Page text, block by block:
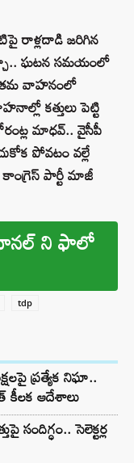
రాళ్లదాడి జరిగిన
ఘటన సమయంలో
తమ వాహనంలో
కత్తులు పెట్టి
మాధవ్.. వైసీపీ
పోవటం వల్లే
కాంగ్రెస్‌ పార్టీ మాజీ
ని ఫాలో
tdp
ప్రత్యేక నిఘా..
కీలక ఆదేశాలు
సెలెక్టర్ల